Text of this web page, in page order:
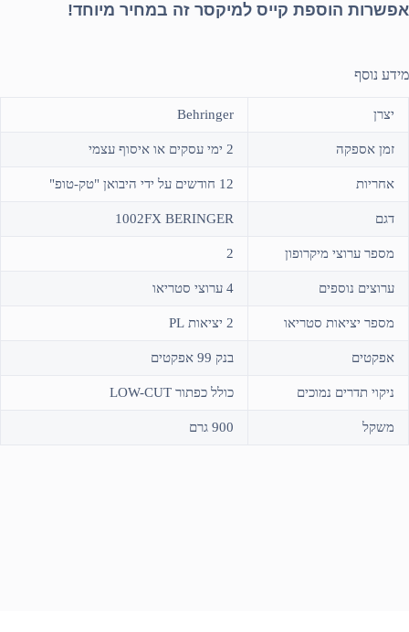
אפשרות הוספת קייס למיקסר זה במחיר מיוחד!
מידע נוסף
יצרן Behringer
זמן אספקה 2 ימי עסקים או איסוף עצמי
אחריות 12 חודשים על ידי היבואן "טק-טופ"
דגם 1002FX BERINGER
מספר ערוצי מיקרופון 2
ערוצים נוספים 4 ערוצי סטריאו
מספר יציאות סטריאו 2 יציאות PL
אפקטים בנק 99 אפקטים
ניקוי תדרים נמוכים כולל כפתור LOW-CUT
משקל 900 גרם